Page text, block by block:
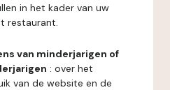
in het kader van uw
restaurant.
van minderjarigen of
: over het
van de website en de